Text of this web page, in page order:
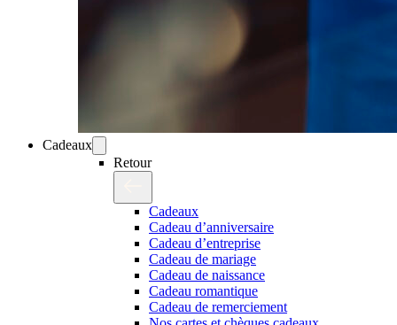
Cadeaux
Retour
Cadeaux
Cadeau d’anniversaire
Cadeau d’entreprise
Cadeau de mariage
Cadeau de naissance
Cadeau romantique
Cadeau de remerciement